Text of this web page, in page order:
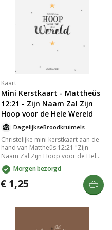
Kaart
Mini Kerstkaart - Mattheüs
12:21 - Zijn Naam Zal Zijn
Hoop voor de Hele Wereld
DagelijkseBroodkruimels
Christelijke mini kerstkaart aan de
hand van Mattheüs 12:21 "Zijn
Naam Zal Zijn Hoop voor de Hele
Wereld." gedrukt op duurzaam en
stevig 300 grams papier met een
matte look. Op de goed
beschrijfbare achterkant van de
Morgen bezorgd
€ 1,25